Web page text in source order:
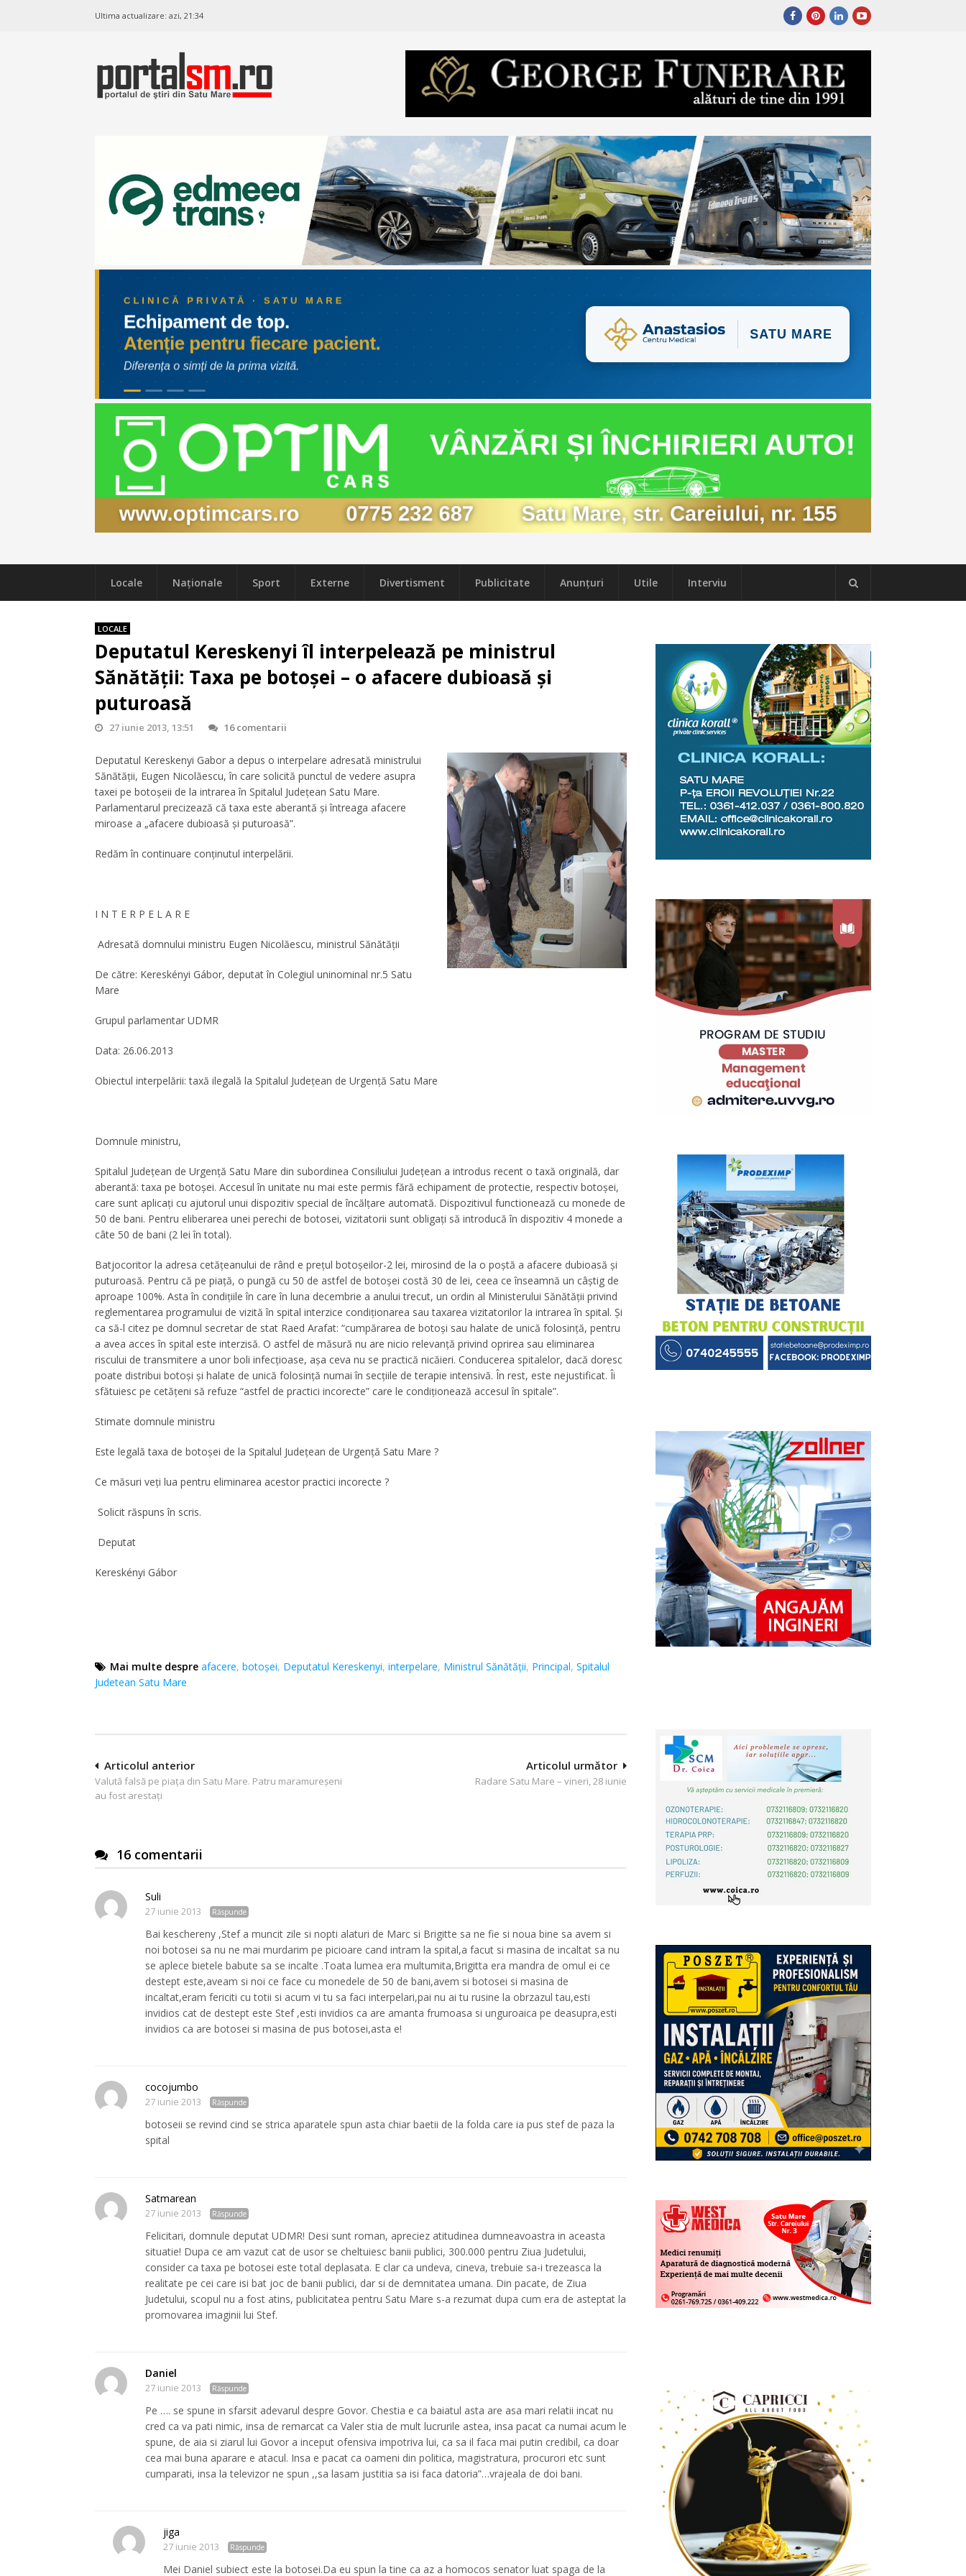
Ultima actualizare: azi, 21:34
Locale Naţionale Sport Externe Divertisment Publicitate Anunțuri Utile Interviu
LOCALE
Deputatul Kereskenyi îl interpelează pe ministrul
Sănătăţii: Taxa pe botoşei – o afacere dubioasă și
puturoasă
27 iunie 2013, 13:51 16 comentarii
Deputatul Kereskenyi Gabor a depus o interpelare adresată ministrului
Sănătăţii, Eugen Nicolăescu, în care solicită punctul de vedere asupra
taxei pe botoşeii de la intrarea în Spitalul Judeţean Satu Mare.
Parlamentarul precizează că taxa este aberantă şi întreaga afacere
miroase a „afacere dubioasă şi puturoasă”.
Redăm în continuare conţinutul interpelării.
I N T E R P E L A R E
Adresată domnului ministru Eugen Nicolăescu, ministrul Sănătății
De către: Kereskényi Gábor, deputat în Colegiul uninominal nr.5 Satu
Mare
Grupul parlamentar UDMR
Data: 26.06.2013
Obiectul interpelării: taxă ilegală la Spitalul Județean de Urgență Satu Mare
Domnule ministru,
Spitalul Județean de Urgență Satu Mare din subordinea Consiliului Judeţean a introdus recent o taxă originală, dar
aberantă: taxa pe botoșei. Accesul în unitate nu mai este permis fără echipament de protectie, respectiv botoșei,
care sunt aplicați cu ajutorul unui dispozitiv special de încălțare automată. Dispozitivul functionează cu monede de
50 de bani. Pentru eliberarea unei perechi de botosei, vizitatorii sunt obligați să introducă în dispozitiv 4 monede a
câte 50 de bani (2 lei în total).
Batjocoritor la adresa cetățeanului de rând e prețul botoșeilor-2 lei, mirosind de la o poștă a afacere dubioasă și
puturoasă. Pentru că pe piață, o pungă cu 50 de astfel de botoşei costă 30 de lei, ceea ce înseamnă un câştig de
aproape 100%. Asta în condițiile în care în luna decembrie a anului trecut, un ordin al Ministerului Sănătății privind
reglementarea programului de vizită în spital interzice condiţionarea sau taxarea vizitatorilor la intrarea în spital. Și
ca să-l citez pe domnul secretar de stat Raed Arafat: “cumpărarea de botoşi sau halate de unică folosinţă, pentru
a avea acces în spital este interzisă. O astfel de măsură nu are nicio relevanţă privind oprirea sau eliminarea
riscului de transmitere a unor boli infecţioase, aşa ceva nu se practică nicăieri. Conducerea spitalelor, dacă doresc
poate distribui botoşi şi halate de unică folosinţă numai în secţiile de terapie intensivă. În rest, este nejustificat. Îi
sfătuiesc pe cetăţeni să refuze “astfel de practici incorecte” care le condiţionează accesul în spitale”.
Stimate domnule ministru
Este legală taxa de botoșei de la Spitalul Județean de Urgență Satu Mare ?
Ce măsuri veți lua pentru eliminarea acestor practici incorecte ?
Solicit răspuns în scris.
Deputat
Kereskényi Gábor
Mai multe despre afacere, botoșei, Deputatul Kereskenyi, interpelare, Ministrul Sănătăţii, Principal, Spitalul
Judetean Satu Mare
Navigare
în
Articolul următor
Radare Satu Mare – vineri, 28 iunie
Articolul anterior
Valută falsă pe piaţa din Satu Mare. Patru maramureşeni
au fost arestaţi
16 comentarii
Suli
27 iunie 2013 Răspunde
Bai keschereny ,Stef a muncit zile si nopti alaturi de Marc si Brigitte sa ne fie si noua bine sa avem si
noi botosei sa nu ne mai murdarim pe picioare cand intram la spital,a facut si masina de incaltat sa nu
se aplece bietele babute sa se incalte .Toata lumea era multumita,Brigitta era mandra de omul ei ce
destept este,aveam si noi ce face cu monedele de 50 de bani,avem si botosei si masina de
incaltat,eram fericiti cu totii si acum vi tu sa faci interpelari,pai nu ai tu rusine la obrzazul tau,esti
invidios cat de destept este Stef ,esti invidios ca are amanta frumoasa si unguroaica pe deasupra,esti
invidios ca are botosei si masina de pus botosei,asta e!
cocojumbo
27 iunie 2013 Răspunde
botoseii se revind cind se strica aparatele spun asta chiar baetii de la folda care ia pus stef de paza la
spital
Satmarean
27 iunie 2013 Răspunde
Felicitari, domnule deputat UDMR! Desi sunt roman, apreciez atitudinea dumneavoastra in aceasta
situatie! Dupa ce am vazut cat de usor se cheltuiesc banii publici, 300.000 pentru Ziua Judetului,
consider ca taxa pe botosei este total deplasata. E clar ca undeva, cineva, trebuie sa-i trezeasca la
realitate pe cei care isi bat joc de banii publici, dar si de demnitatea umana. Din pacate, de Ziua
Judetului, scopul nu a fost atins, publicitatea pentru Satu Mare s-a rezumat dupa cum era de asteptat la
promovarea imaginii lui Stef.
Daniel
27 iunie 2013 Răspunde
Pe …. se spune in sfarsit adevarul despre Govor. Chestia e ca baiatul asta are asa mari relatii incat nu
cred ca va pati nimic, insa de remarcat ca Valer stia de mult lucrurile astea, insa pacat ca numai acum le
spune, de aia si ziarul lui Govor a inceput ofensiva impotriva lui, ca sa il faca mai putin credibil, ca doar
cea mai buna aparare e atacul. Insa e pacat ca oameni din politica, magistratura, procurori etc sunt
cumparati, insa la televizor ne spun ,,sa lasam justitia sa isi faca datoria”…vrajeala de doi bani.
jiga
27 iunie 2013 Răspunde
Mei Daniel subiect este la botosei.Da eu spun la tine ca az a homocos senator luat spaga de la